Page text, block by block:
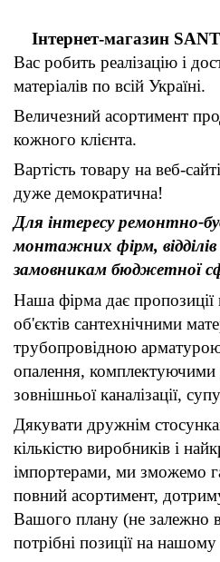
Інтернет-магазин
Вас робить реалізацію і
матеріалів по всій Україні.
Величезний асортимент
кожного клієнта.
Вартість товару на веб-
дуже демократична!
Для інтересу ремонтно-
монтажних фірм, відділів
замовникам бюджетної
Наша фірма дає пропозиції
об'єктів сантехнічними
трубопровідною
опалення, комплектуючими
зовнішньої каналізації,
Дякувати дружнім
кількістю виробників і
імпортерами, ми зможемо
повний асортимент,
Вашого плану (не залежно
потрібні позиції на нашому